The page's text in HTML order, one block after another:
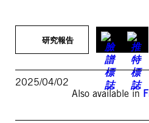
研究報告
2025/04/02
Also available in